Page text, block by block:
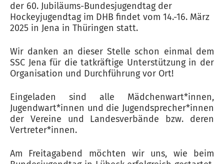
der 60. Jubiläums-Bundesjugendtag der
Hockeyjugendtag im DHB findet vom 14.-16. März
2025 in Jena in Thüringen statt.
Wir danken an dieser Stelle schon einmal dem
SSC Jena für die tatkräftige Unterstützung in der
Organisation und Durchführung vor Ort!
Eingeladen sind alle Mädchenwart*innen,
Jugendwart*innen und die Jugendsprecher*innen
der Vereine und Landesverbände bzw. deren
Vertreter*innen.
Am Freitagabend möchten wir uns, wie beim